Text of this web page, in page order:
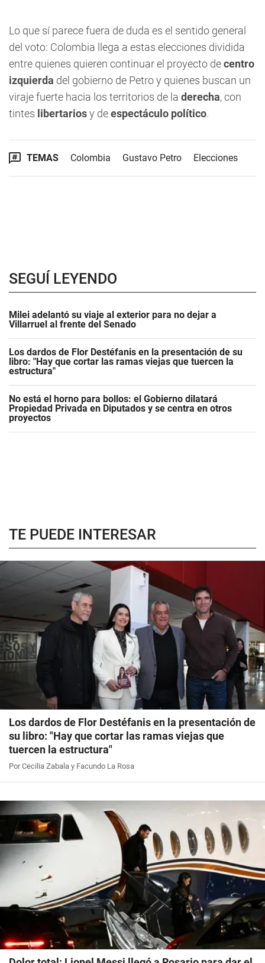
Lo que sí parece fuera de duda es el sentido general
del voto: Colombia llega a estas elecciones dividida
entre quienes quieren continuar el proyecto decentro
izquierda del gobierno de Petro y quienes buscan un
viraje fuerte hacia los territorios de la derecha, con
tintes libertariosy deespectáculo político.
TEMAS Colombia Gustavo Petro Elecciones
SEGUÍ LEYENDO
Milei adelantó su viaje al exterior para no dejar a
Villarruel al frente del Senado
Los dardos de Flor Destéfanis en la presentación de su
libro: "Hay que cortar las ramas viejas que tuercen la
estructura"
No está el horno para bollos: el Gobierno dilatará
Propiedad Privada en Diputados y se centra en otros
proyectos
TE PUEDE INTERESAR
Los dardos de Flor Destéfanis en la presentación de
su libro: "Hay que cortar las ramas viejas que
tuercen la estructura"
Por Cecilia Zabala y Facundo La Rosa